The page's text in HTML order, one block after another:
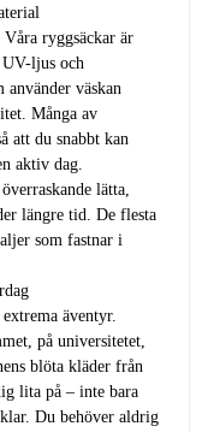
ryggsäckar är
ljus och
väskan
Många av
att du snabbt kan
aktiv dag.
lätta,
längre tid. De flesta
som fastnar i
äventyr.
på universitetet,
blöta kläder från
lita på – inte bara
Du behöver aldrig